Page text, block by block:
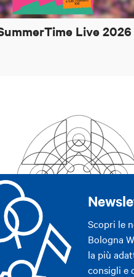
Live 2026
Scopri le
Bologna
la più
consigli e